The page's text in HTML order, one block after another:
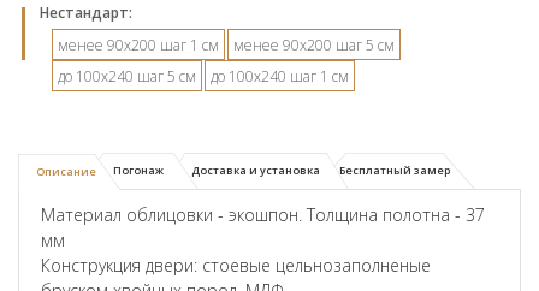
Hестандарт:
менее 90х200 шаг 1 см
менее 90х200 шаг 5 см
до 100х240 шаг 5 см
до 100х240 шаг 1 см
Описание Погонаж Доставка и установка Бесплатный замер
Материал облицовки - экошпон. Толщина полотна - 37
мм
Конструкция двери: стоевые цельнозаполненые